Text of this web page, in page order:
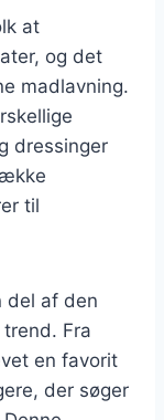
at
og det
madlavning.
dressinger
til
del af den
Fra
en favorit
der søger